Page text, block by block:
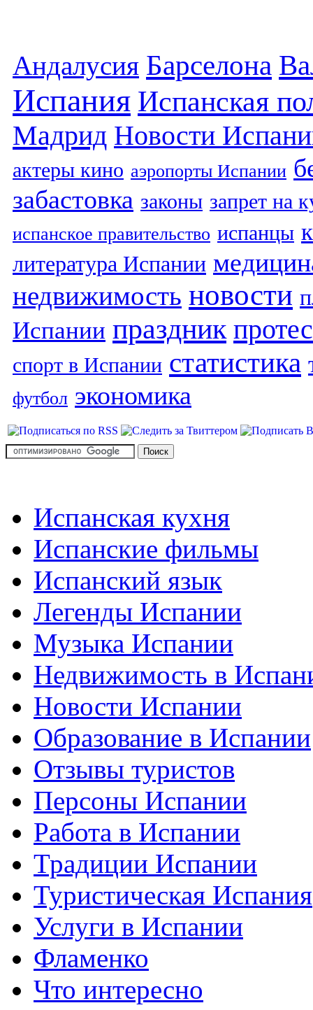
Андалусия Барселона
Испания Испанская
Мадрид Новости
актеры кино аэропорты Испании
забастовка законы запрет на
испанское правительство испанцы
литература Испании
недвижимость новости
Испании праздник
спорт в Испании статистика
футбол экономика
Испанская кухня
Испанские фильмы
Испанский язык
Легенды Испании
Музыка Испании
Недвижимость в
Новости Испании
Образование в Испании
Отзывы туристов
Персоны Испании
Работа в Испании
Традиции Испании
Туристическая Испания
Услуги в Испании
Фламенко
Что интересно